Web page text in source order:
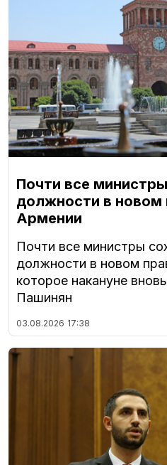
Почти все
должности в новом
Армении
Почти все министры
должности в новом
которое накануне
Пашинян
03.08.2026 17:38